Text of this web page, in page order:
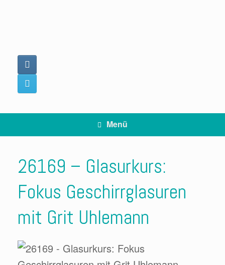
Menü
26169 – Glasurkurs:
Fokus Geschirrglasuren
mit Grit Uhlemann